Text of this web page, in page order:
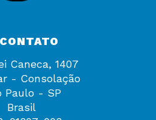
Caneca, 1407
- Consolação
Paulo - SP
Brasil